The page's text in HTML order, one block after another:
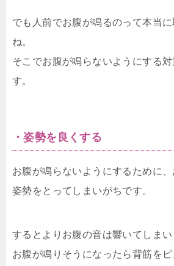
でも人前でお腹が鳴るのって本当
ね。
そこでお腹が鳴らないようにする
す。
・姿勢を良くする
お腹が鳴らないようにするために
姿勢をとってしまいがちです。
するとよりお腹の音は響いてしまい
お腹が鳴りそうになったら背筋を